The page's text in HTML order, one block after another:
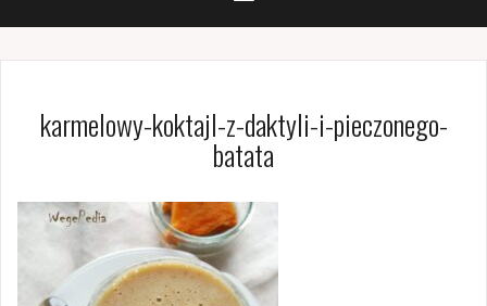
karmelowy-koktajl-z-daktyli-i-pieczonego-
batata